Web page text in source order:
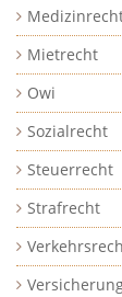
Mietrecht
Owi
Sozialrecht
Steuerrecht
Strafrecht